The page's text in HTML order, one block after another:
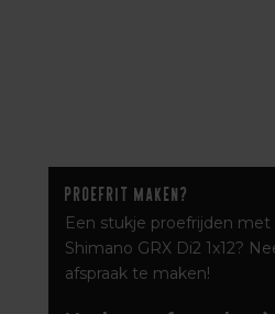
Proefrit maken?
Een stukje proefrijden met
Shimano GRX Di2 1x12?
afspraak te maken!